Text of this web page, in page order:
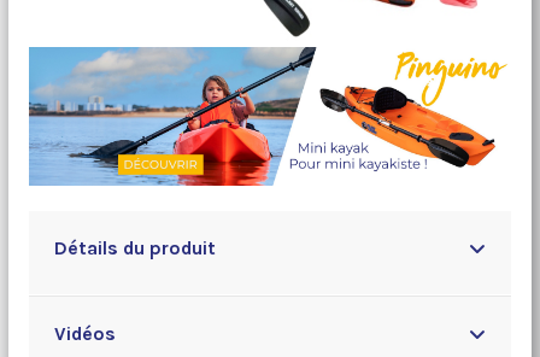
Détails du produit
Vidéos